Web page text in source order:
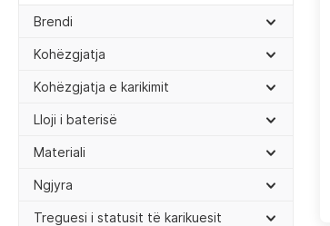
Brendi
Kohëzgjatja
Kohëzgjatja e karikimit
Lloji i baterisë
Materiali
Ngjyra
Treguesi i statusit të karikuesit